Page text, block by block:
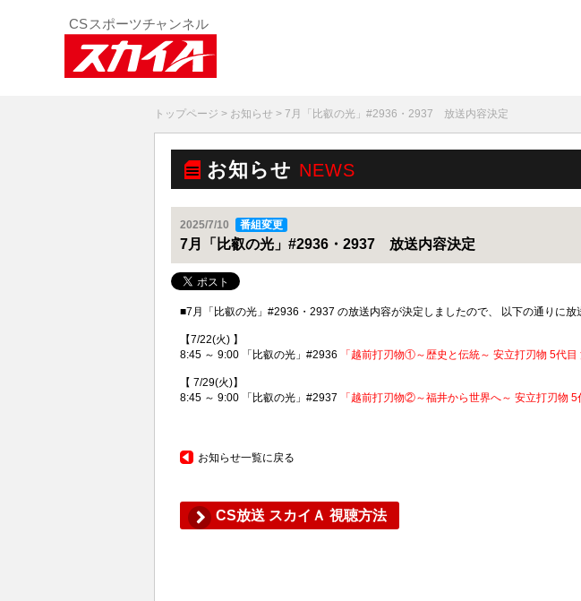
トップページ > お知らせ > 7月「比叡の光」#2936・2937 放送内容決定
お知らせ NEWS
2025/7/10 番組変更
7月「比叡の光」#2936・2937 放送内容決定
■7月「比叡の光」#2936・2937 の放送内容が決定しましたので、 以下の通りに放
【7/22(火) 】
8:45 ～ 9:00 「比叡の光」#2936
「越前打刃物①～歴史と伝統～ 安立打刃物 5代目
【 7/29(火)】
8:45 ～ 9:00 「比叡の光」#2937
「越前打刃物②～福井から世界へ～ 安立打刃物 5
お知らせ一覧に戻る
CS放送 スカイＡ 視聴方法